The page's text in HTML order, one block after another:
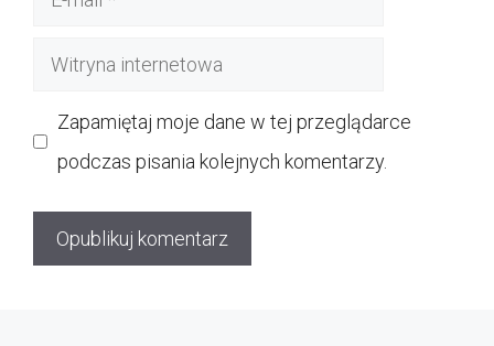
Witryna
Zapamiętaj moje dane w tej przeglądarce
podczas pisania kolejnych komentarzy.